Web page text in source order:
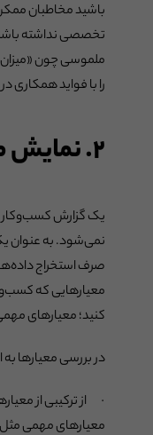
باشید مخاطبان
تخصصی نداشته
ملموسی چون
را با فواید همکاری
۲. نمایش معیارها
یک گزارش کسب‌وکار
نمی‌شود. به عنوان
صرف استخراج
معیارهایی که
کنید؛ معیارهای
در بررسی معیارها
معیارهای مهمی مثل